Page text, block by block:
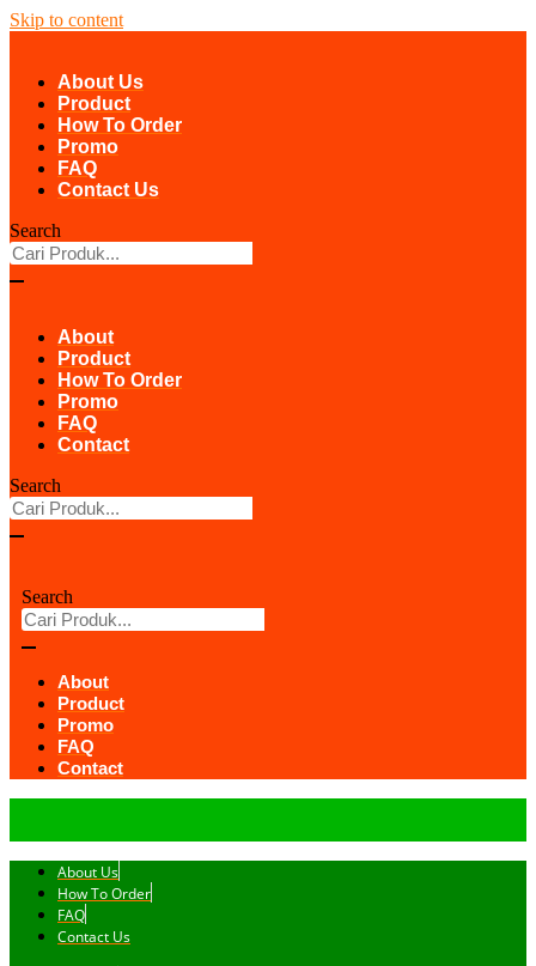
Skip to content
About Us
Product
How To Order
Promo
FAQ
Contact Us
Search
About
Product
How To Order
Promo
FAQ
Contact
Search
Search
About
Product
Promo
FAQ
Contact
About Us
How To Order
FAQ
Contact Us